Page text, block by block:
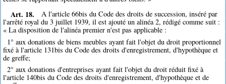
Art. 18.
A l'article 66bis du Code des droits de succession, inséré par
l'arrêté royal du 3 juillet 1939, il est ajouté un alinéa 2, rédigé comme suit :
« La disposition de l'alinéa premier n'est pas applicable :
1° aux donations de biens meubles ayant fait l'objet du droit proportionnel
fixé à l'article 131bis du Code des droits d'enregistrement, d'hypothèque et
de greffe;
2° aux donations d'entreprises ayant fait l'objet du droit réduit fixé à
l'article 140bis du Code des droits d'enregistrement, d'hypothèque et de